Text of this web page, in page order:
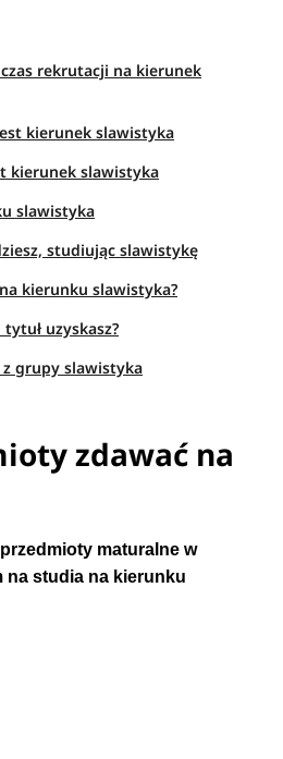
rekrutacji na kierunek
kierunek slawistyka
kierunek slawistyka
slawistyka
studiując slawistykę
kierunku slawistyka?
uzyskasz?
grupy slawistyka
zdawać na
maturalne w
na studia na kierunku